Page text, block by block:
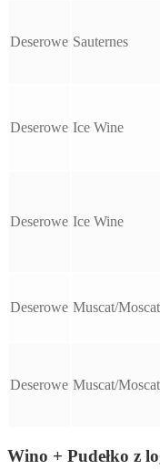
Deserowe Sauternes
Deserowe Ice Wine
Deserowe Ice Wine
Deserowe Muscat/
Deserowe Muscat/
Wino + Pudełko z